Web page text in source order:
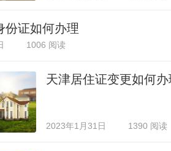
份证如何办理
1006 阅读
天津居住证变更如何办
2023年1月31日 1390 阅读